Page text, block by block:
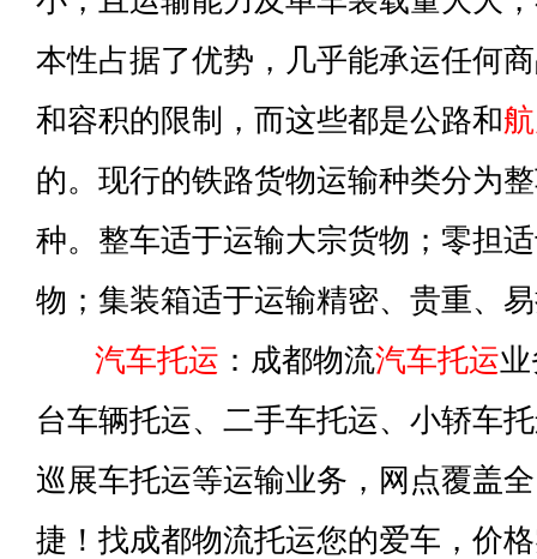
本性占据了优势，几乎能承运任何
和容积的限制，而这些都是公路和
的。现行的铁路货物运输种类分为
种。整车适于运输大宗货物；零担
物；集装箱适于运输精密、贵重、
汽车托运 ：成都物流汽车托运
台车辆托运、二手车托运、小轿车
巡展车托运等运输业务，网点覆盖
捷！找成都物流托运您的爱车，价